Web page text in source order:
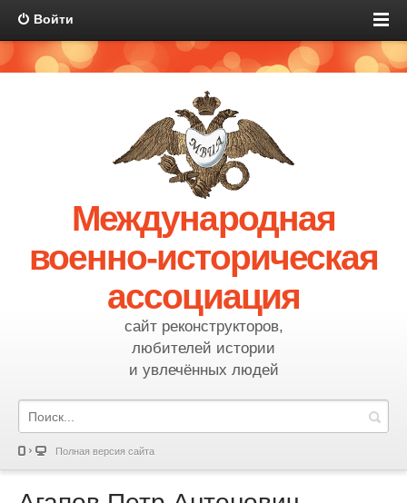
Войти
Международная
военно-историческая
ассоциация
сайт реконструкторов,
любителей истории
и увлечённых людей
Полная версия сайта